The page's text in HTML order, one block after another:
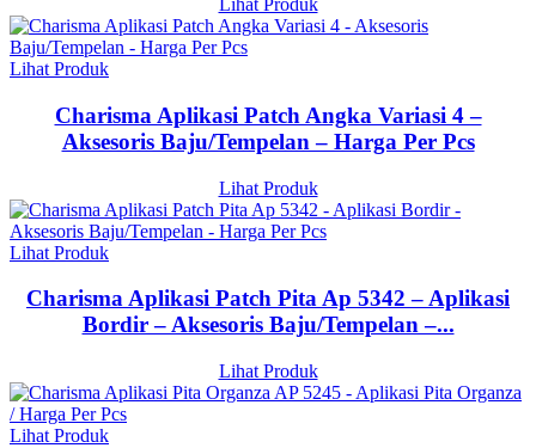
Lihat Produk
Lihat Produk
Charisma Aplikasi Patch Angka Variasi 4 –
Aksesoris Baju/Tempelan – Harga Per Pcs
Lihat Produk
Lihat Produk
Charisma Aplikasi Patch Pita Ap 5342 – Aplikasi
Bordir – Aksesoris Baju/Tempelan –...
Lihat Produk
Lihat Produk